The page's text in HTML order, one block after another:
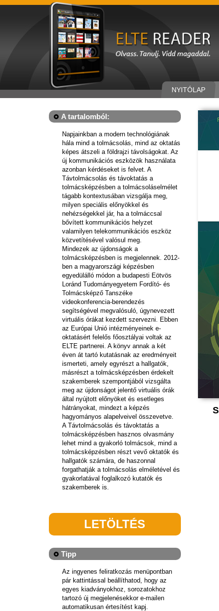
NYITÓLAP
A tartalomból:
Napjainkban a modern technológiának
hála mind a tolmácsolás, mind az oktatás
képes átszeli a földrajzi távolságokat. Az
új kommunikációs eszközök használata
azonban kérdéseket is felvet. A
Távtolmácsolás és távoktatás a
tolmácsképzésben a tolmácsoláselmélet
tágabb kontextusában vizsgálja meg,
milyen speciális előnyökkel és
nehézségekkel jár, ha a tolmáccsal
bővített kommunikációs helyzet
valamilyen telekommunikációs eszköz
közvetítésével valósul meg.
Mindezek az újdonságok a
tolmácsképzésben is megjelennek. 2012-
ben a magyarországi képzésben
egyedülálló módon a budapesti Eötvös
Loránd Tudományegyetem Fordító- és
Tolmácsképző Tanszéke
videokonferencia-berendezés
segítségével megvalósuló, úgynevezett
virtuális órákat kezdett szervezni. Ebben
az Európai Unió intézményeinek e-
oktatásért felelős főosztályai voltak az
ELTE partnerei. A könyv annak a két
éven át tartó kutatásnak az eredményeit
ismerteti, amely egyrészt a hallgatók,
másrészt a tolmácsképzésben érdekelt
szakemberek szempontjából vizsgálta
meg az újdonságot jelentő virtuális órák
által nyújtott előnyöket és esetleges
hátrányokat, mindezt a képzés
hagyományos alapelveivel összevetve.
A Távtolmácsolás és távoktatás a
tolmácsképzésben hasznos olvasmány
lehet mind a gyakorló tolmácsok, mind a
tolmácsképzésben részt vevő oktatók és
hallgatók számára, de haszonnal
forgathatják a tolmácsolás elméletével és
gyakorlatával foglalkozó kutatók és
szakemberek is.
LETÖLTÉS
Tipp
Az ingyenes feliratkozás menüpontban
pár kattintással beállíthatod, hogy az
egyes kiadványokhoz, sorozatokhoz
tartozó új megjelenésekkor e-mailen
automatikusan értesítést kapj.